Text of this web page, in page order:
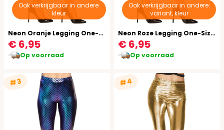
Ook verkrijgbaar in andere:
kleur
Neon Oranje Legging One-Size-Volwassenen
€ 6,95
Op voorraad
Ook verkrijgbaar in andere:
variant, kleur
Neon Roze Legging One-Size-Volwassenen
€ 6,95
Op voorraad
#3 #4